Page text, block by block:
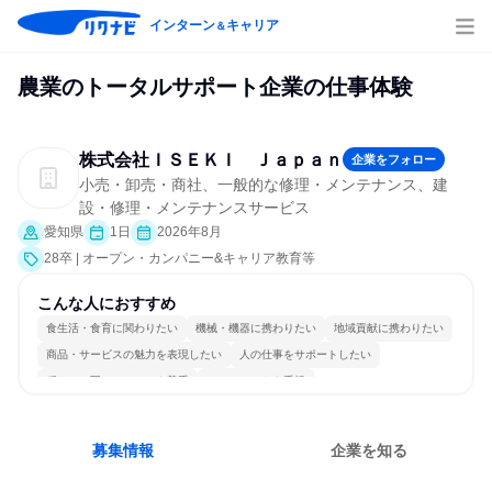
インターン＆キャリア
農業のトータルサポート企業の仕事体験
株式会社ＩＳＥＫＩ Ｊａｐａｎ 企業をフォロー
小売・卸売・商社、一般的な修理・メンテナンス、建
設・修理・メンテナンスサービス
愛知県 1日
2026年8月
28卒 | オープン・カンパニー&キャリア教育等
こんな人におすすめ
食生活・食育に関わりたい 機械・機器に携わりたい 地域貢献に携わりたい
商品・サービスの魅力を表現したい 人の仕事をサポートしたい
穏やかで互いのペースを尊重 チームワークを重視
募集情報 企業を知る